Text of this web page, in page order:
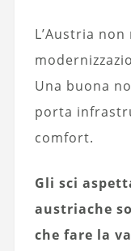
L’Austria
Una buona
porta
comfort.
Gli sci
austriache
che fare la